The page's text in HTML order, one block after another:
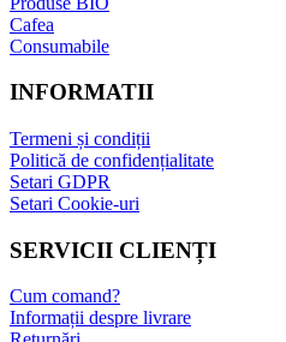
Cafea
Consumabile
INFORMATII
Termeni și condiții
Politică de confidențialitate
Setari GDPR
Setari Cookie-uri
SERVICII CLIENȚI
Cum comand?
Informații despre livrare